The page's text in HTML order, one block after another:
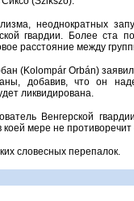
неоднократных
гвардии. Более ста
расстояние между
(Kolompár Orbán)
добавив, что он
ликвидирована.
Венгерской
мере не противоречит
словесных перепалок.